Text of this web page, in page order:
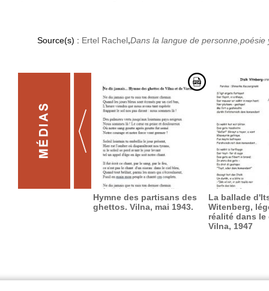
Source(s) : Ertel Rachel,Dans la langue de
Hymne des partisans des
ghettos. Vilna, mai 1943.
La ballade
Witenberg,
réalité dans
Vilna, 1947